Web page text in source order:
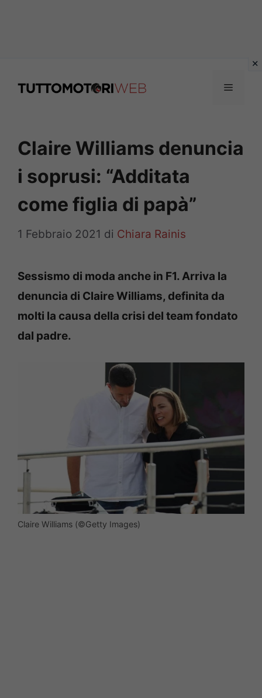
Menu
Claire Williams denuncia
i soprusi: “Additata
come figlia di papà”
1 Febbraio 2021 di Chiara Rainis
Sessismo di moda anche in F1. Arriva la
denuncia di Claire Williams, definita da
molti la causa della crisi del team fondato
dal padre.
Claire Williams (©Getty Images)